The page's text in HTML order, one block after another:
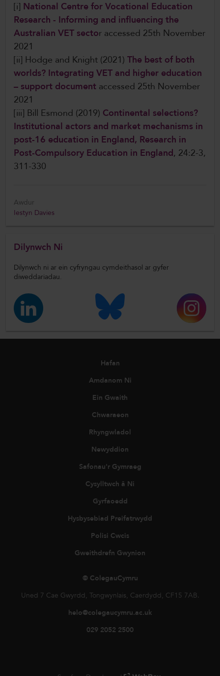
[i] National Centre for Vocational Education
Research - Informing and influencing the
Australian VET sector accessed 25th November
2021
[ii] Hodge and Knight (2021) The best of both
worlds? Integrating VET and higher education
– support document accessed 25th November
2021
[iii] Bill Esmond (2019) Continental selections?
Institutional actors and market mechanisms in
post-16 education in England, Research in
Post-Compulsory Education in England, 24:2-3,
311-330
Awdur
Iestyn Davies
Dilynwch Ni
Dilynwch ni ar ein cyfryngau cymdeithasol ar gyfer
diweddariadau.
Hafan
Amdanom Ni
Ein Gwaith
Chwaraeon
Rhyngwladol
Newyddion
Safonau'r Gymraeg
Cysylltwch â Ni
Gyrfaoedd
Hysbysebiad Preifatrwydd
Polisi Cwcis
Gweithdrefn Gwynion
© ColegauCymru
Uned 7 Cae Gwyrdd, Tongwynlais, Caerdydd, CF15 7AB.
helo@colegaucymru.ac.uk
029 2052 2500